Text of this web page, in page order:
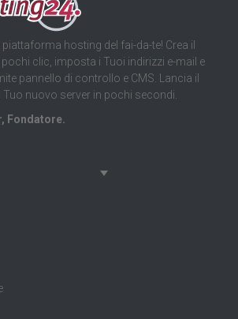
hosting del fai-da-te! Crea il
clic, imposta i Tuoi indirizzi e-mail e
pannello di controllo e CMS. Lancia il
nuovo server in pochi secondi.
Fondatore.